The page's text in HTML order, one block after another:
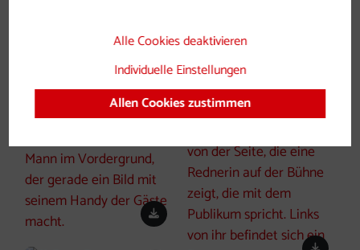
Download
Alle Cookies deaktivieren
Individuelle Einstellungen
Allen Cookies zustimmen